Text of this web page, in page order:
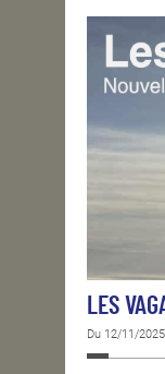
LES
Du 12/11/